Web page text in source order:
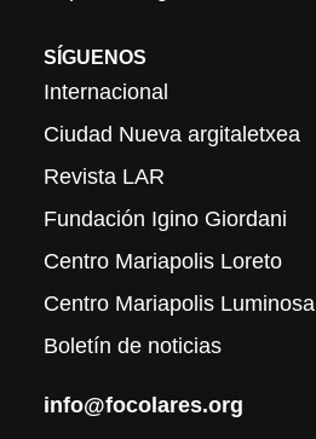
SÍGUENOS
Internacional
Ciudad Nueva argitaletxea
Revista LAR
Fundación Igino Giordani
Centro Mariapolis Loreto
Centro Mariapolis Luminosa
Boletín de noticias
info@focolares.org